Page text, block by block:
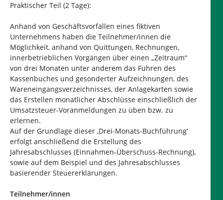
Praktischer Teil (2 Tage):
Anhand von Geschäftsvorfällen eines fiktiven
Unternehmens haben die Teilnehmer/innen die
Möglichkeit, anhand von Quittungen, Rechnungen,
innerbetrieblichen Vorgängen über einen „Zeitraum“
von drei Monaten unter anderem das Führen des
Kassenbuches und gesonderter Aufzeichnungen, des
Wareneingangsverzeichnisses, der Anlagekarten sowie
das Erstellen monatlicher Abschlüsse einschließlich der
Umsatzsteuer-Voranmeldungen zu üben bzw. zu
erlernen.
Auf der Grundlage dieser ‚Drei-Monats-Buchführung’
erfolgt anschließend die Erstellung des
Jahresabschlusses (Einnahmen-Überschuss-Rechnung),
sowie auf dem Beispiel und des Jahresabschlusses
basierender Steuererklärungen.
Teilnehmer/innen